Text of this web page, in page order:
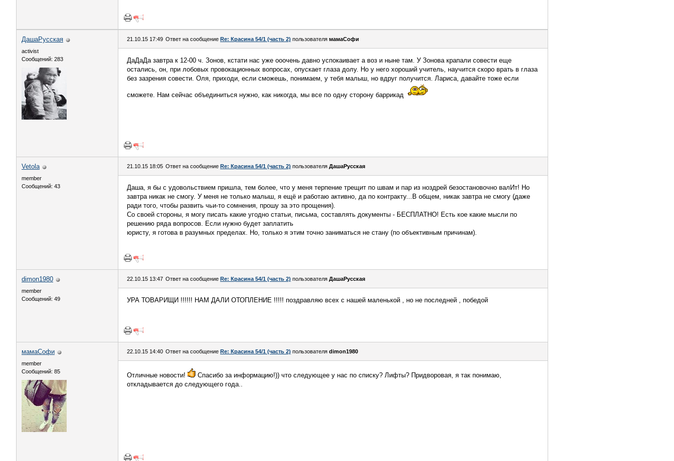
ДашаРусская
activist
Сообщений: 283
21.10.15 17:49 Ответ на сообщение Re: Красина 54/1 (часть 2) пользователя мамаСофи
ДаДаДа завтра к 12-00 ч. Зонов, кстати нас уже ооочень давно успокаивает а воз и ныне там. У Зонова крапали совести еще
остались, он, при лобовых провокационных вопросах, опускает глаза долу. Но у него хороший учитель, научится скоро врать в глаза
без зазрения совести. Оля, приходи, если сможешь, понимаем, у тебя малыш, но вдруг получится. Лариса, давайте тоже если
сможете. Нам сейчас объединиться нужно, как никогда, мы все по одну сторону баррикад
Vetola
member
Сообщений: 43
21.10.15 18:05 Ответ на сообщение Re: Красина 54/1 (часть 2) пользователя ДашаРусская
Даша, я бы с удовольствием пришла, тем более, что у меня терпение трещит по швам и пар из ноздрей безостановочно валИт! Но
завтра никак не смогу. У меня не только малыш, я ещё и работаю активно, да по контракту...В общем, никак завтра не смогу (даже
ради того, чтобы развить чьи-то сомнения, прошу за это прощения).
Со своей стороны, я могу писать какие угодно статьи, письма, составлять документы - БЕСПЛАТНО! Есть кое какие мысли по
решению ряда вопросов. Если нужно будет заплатить
юристу, я готова в разумных пределах. Но, только я этим точно заниматься не стану (по объективным причинам).
dimon1980
member
Сообщений: 49
22.10.15 13:47 Ответ на сообщение Re: Красина 54/1 (часть 2) пользователя ДашаРусская
УРА ТОВАРИЩИ !!!!!! НАМ ДАЛИ ОТОПЛЕНИЕ !!!!! поздравляю всех с нашей маленькой , но не последней , победой
мамаСофи
member
Сообщений: 85
22.10.15 14:40 Ответ на сообщение Re: Красина 54/1 (часть 2) пользователя dimon1980
Отличные новости!
Спасибо за информацию!)) что следующее у нас по списку? Лифты? Придворовая, я так понимаю,
откладывается до следующего года..